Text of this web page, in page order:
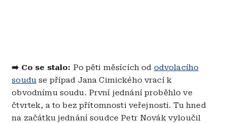
➡️ Co se stalo: Po pěti měsících od odvolacího
soudu se případ Jana Cimického vrací k
obvodnímu soudu. První jednání proběhlo ve
čtvrtek, a to bez přítomnosti veřejnosti. Tu hned
na začátku jednání soudce Petr Novák vyloučil